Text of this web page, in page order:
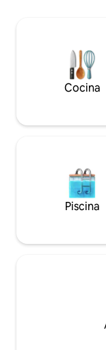
Maribor y a 1 hora
Liubliana. Nuestra
equipada casa es
Cocina
Piscina